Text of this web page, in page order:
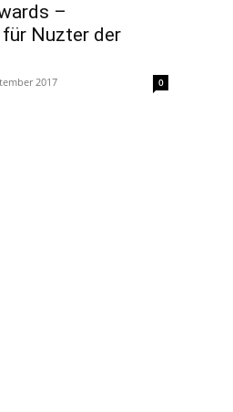
–
Nuzter der
2017 0